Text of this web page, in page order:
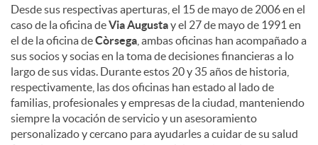
d
o
s
Desde sus respectivas aperturas, el 15 de mayo de 2006 en el
caso de la oficina deVia Augustay el 27 de mayo de 1991 en
el de la oficina deCòrsega , ambas oficinas han acompañado a
sus socios y socias en la toma de decisiones financieras a lo
largo de sus vidas. Durante estos 20 y 35 años de historia,
respectivamente, las dos oficinas han estado al lado de
familias, profesionales y empresas de la ciudad, manteniendo
siempre la vocación de servicio y un asesoramiento
personalizado y cercano para ayudarles a cuidar de su salud